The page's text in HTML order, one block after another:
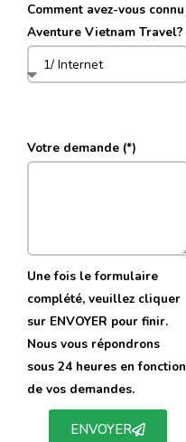
Comment avez-vous connu
Aventure Vietnam Travel?
Votre demande (*)
Une fois le formulaire
complété, veuillez cliquer
sur ENVOYER pour finir.
Nous vous répondrons
sous 24 heures en fonction
de vos demandes.
ENVOYER